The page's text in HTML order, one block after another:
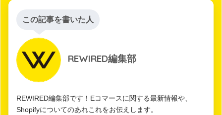
この記事を書いた人
REWIRED編集部
REWIRED編集部です！Eコマースに関する最新情報や、
Shopifyについてのあれこれをお伝えします。